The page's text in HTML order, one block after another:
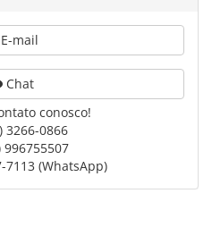
E-mail
Chat
conosco!
3266-0866
996755507
7113 (WhatsApp)